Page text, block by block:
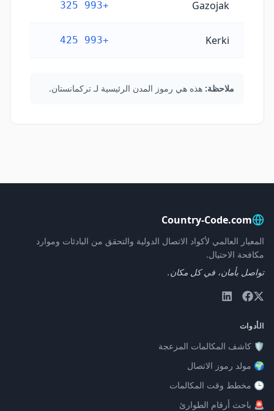
Gazojak
+993 325
Kerki
+993 425
ملاحظة: هذه هي رموز المدن الرئيسية لـ تركمانستان.
Country-Code.com
المعيار العالمي لأكواد الاتصال الدولية والتحقق من البادئات وموارد
مكافحة الاحتيال.
تواصل بأمان، في كل مكان.
الأدوات
🛡️ كاشف المكالمات المزعجة
🌍 مولد رموز الاتصال
🕒 مخطط وقت المكالمات
🚨 باحث أرقام الطوارئ